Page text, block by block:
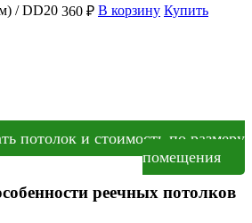
/ DD20 360 ₽ В корзину Купить
потолок и стоимость по размеру
помещения
реечных потолков